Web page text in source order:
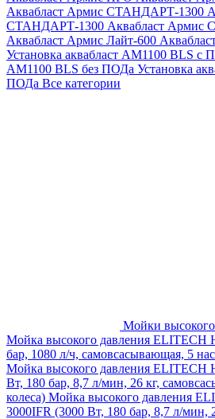
Аквабласт Армис СТАНДАРТ-1300
СТАНДАРТ-1300 Аквабласт
Аквабласт Армис Лайт-600
Установка аквабласт AM1100 BLS с
AM1100 BLS без ПОДа Установка
ПОДа Все категории
Мойки
Мойка высокого давления ELITECH
бар, 1080 л/ч, самовсасывающая, 5
Мойка высокого давления ELITECH
Вт, 180 бар, 8,7 л/мин, 26 кг,
колеса) Мойка высокого давления
3000IFR (3000 Вт, 180 бар, 8,7 л/мин,